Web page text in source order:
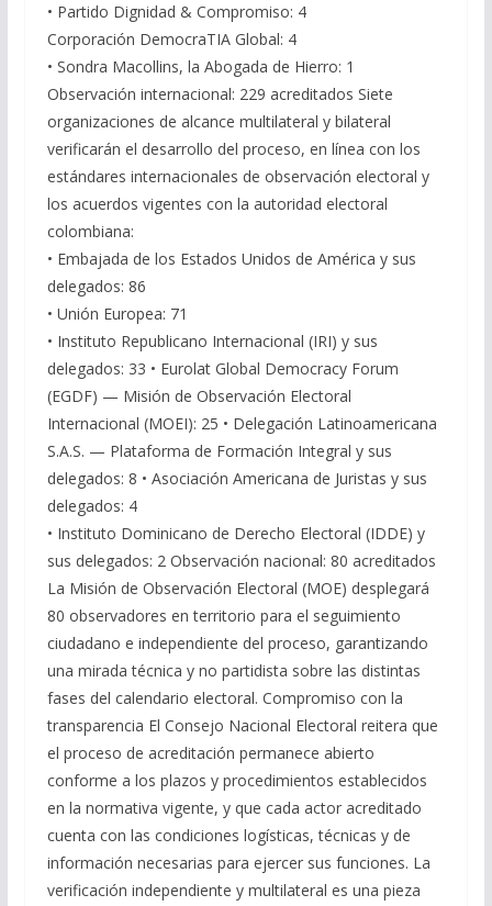
• Partido Dignidad & Compromiso: 4
Corporación DemocraTIA Global: 4
• Sondra Macollins, la Abogada de Hierro: 1
Observación internacional: 229 acreditados Siete
organizaciones de alcance multilateral y bilateral
verificarán el desarrollo del proceso, en línea con los
estándares internacionales de observación electoral y
los acuerdos vigentes con la autoridad electoral
colombiana:
• Embajada de los Estados Unidos de América y sus
delegados: 86
• Unión Europea: 71
• Instituto Republicano Internacional (IRI) y sus
delegados: 33 • Eurolat Global Democracy Forum
(EGDF) — Misión de Observación Electoral
Internacional (MOEI): 25 • Delegación Latinoamericana
S.A.S. — Plataforma de Formación Integral y sus
delegados: 8 • Asociación Americana de Juristas y sus
delegados: 4
• Instituto Dominicano de Derecho Electoral (IDDE) y
sus delegados: 2 Observación nacional: 80 acreditados
La Misión de Observación Electoral (MOE) desplegará
80 observadores en territorio para el seguimiento
ciudadano e independiente del proceso, garantizando
una mirada técnica y no partidista sobre las distintas
fases del calendario electoral. Compromiso con la
transparencia El Consejo Nacional Electoral reitera que
el proceso de acreditación permanece abierto
conforme a los plazos y procedimientos establecidos
en la normativa vigente, y que cada actor acreditado
cuenta con las condiciones logísticas, técnicas y de
información necesarias para ejercer sus funciones. La
verificación independiente y multilateral es una pieza